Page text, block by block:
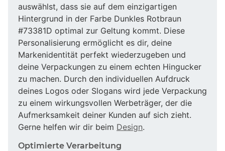
auswählst, dass sie auf dem einzigartigen
Hintergrund in der Farbe Dunkles Rotbraun
#73381D optimal zur Geltung kommt. Diese
Personalisierung ermöglicht es dir, deine
Markenidentität perfekt wiederzugeben und
deine Verpackungen zu einem echten Hingucker
zu machen. Durch den individuellen Aufdruck
deines Logos oder Slogans wird jede Verpackung
zu einem wirkungsvollen Werbeträger, der die
Aufmerksamkeit deiner Kunden auf sich zieht.
Gerne helfen wir dir beim Design.
Optimierte Verarbeitung